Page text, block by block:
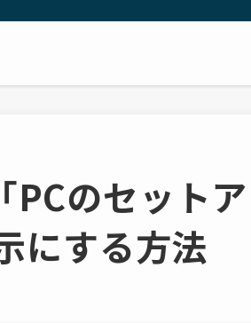
PCのセット
にする方法